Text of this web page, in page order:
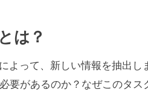
は？
よって、新しい情報を抽出し
要があるのか？なぜこのタス